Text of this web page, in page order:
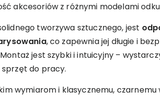
akcesoriów z różnymi modelami
tworzywa sztucznego, jest
, co zapewnia jej długie i
jest szybki i intuicyjny –
do pracy.
wymiarom i klasycznemu, czarnemu